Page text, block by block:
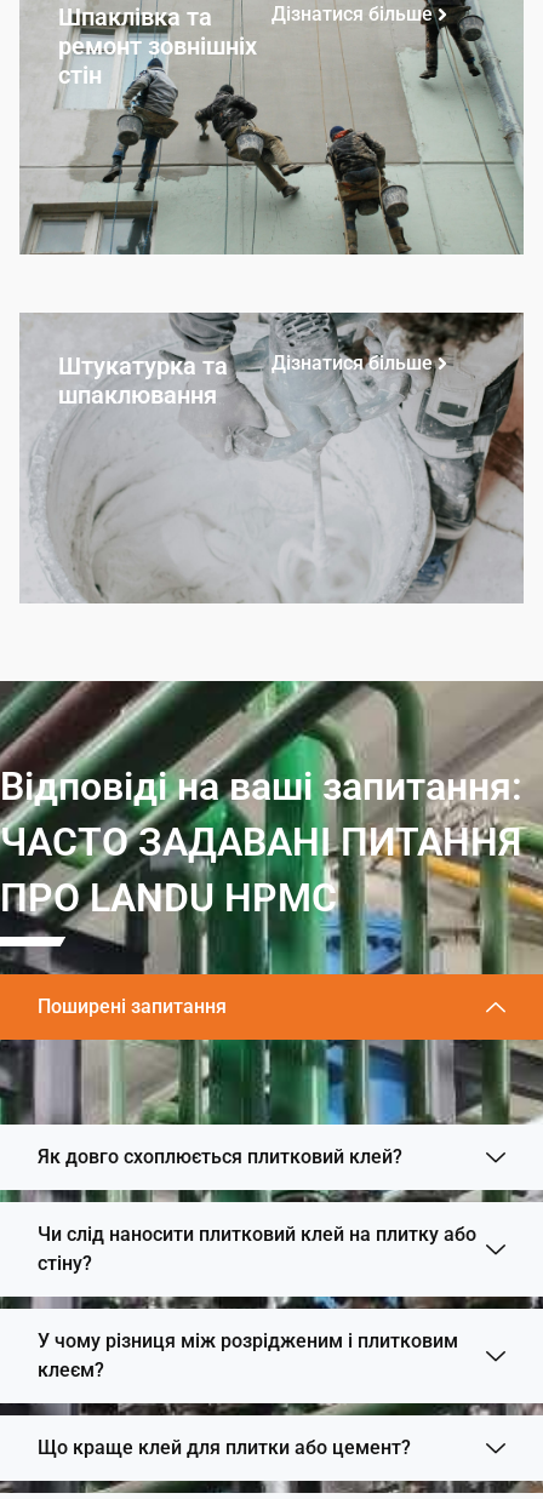
Шпаклівка та
ремонт зовнішніх
стін
Дізнатися більше
Штукатурка та
шпаклювання
Дізнатися більше
Відповіді на ваші запитання:
ЧАСТО ЗАДАВАНІ ПИТАННЯ
ПРО LANDU HPMC
Поширені запитання
Як довго схоплюється плитковий клей?
Чи слід наносити плитковий клей на плитку або
стіну?
У чому різниця між розрідженим і плитковим
клеєм?
Що краще клей для плитки або цемент?